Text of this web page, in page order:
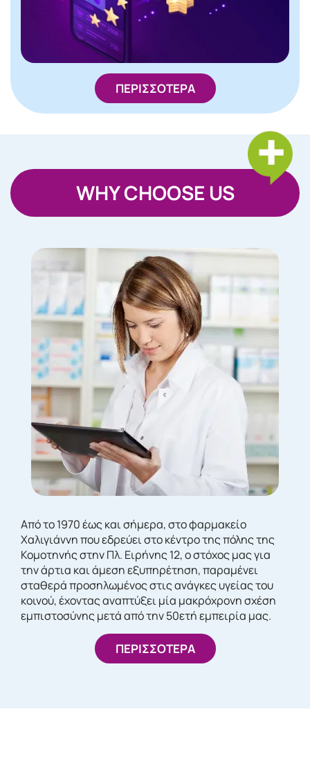
ΠΕΡΙΣΣΟΤΕΡΑ
WHY CHOOSE US
Από το 1970 έως και σήμερα, στο φαρμακείο
Χαλιγιάννη που εδρεύει στο κέντρο της πόλης της
Κομοτηνής στην Πλ. Ειρήνης 12, ο στόχος μας για
την άρτια και άμεση εξυπηρέτηση, παραμένει
σταθερά προσηλωμένος στις ανάγκες υγείας του
κοινού, έχοντας αναπτύξει μία μακρόχρονη σχέση
εμπιστοσύνης μετά από την 50ετή εμπειρία μας.
ΠΕΡΙΣΣΟΤΕΡΑ